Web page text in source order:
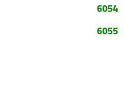
6054
6055